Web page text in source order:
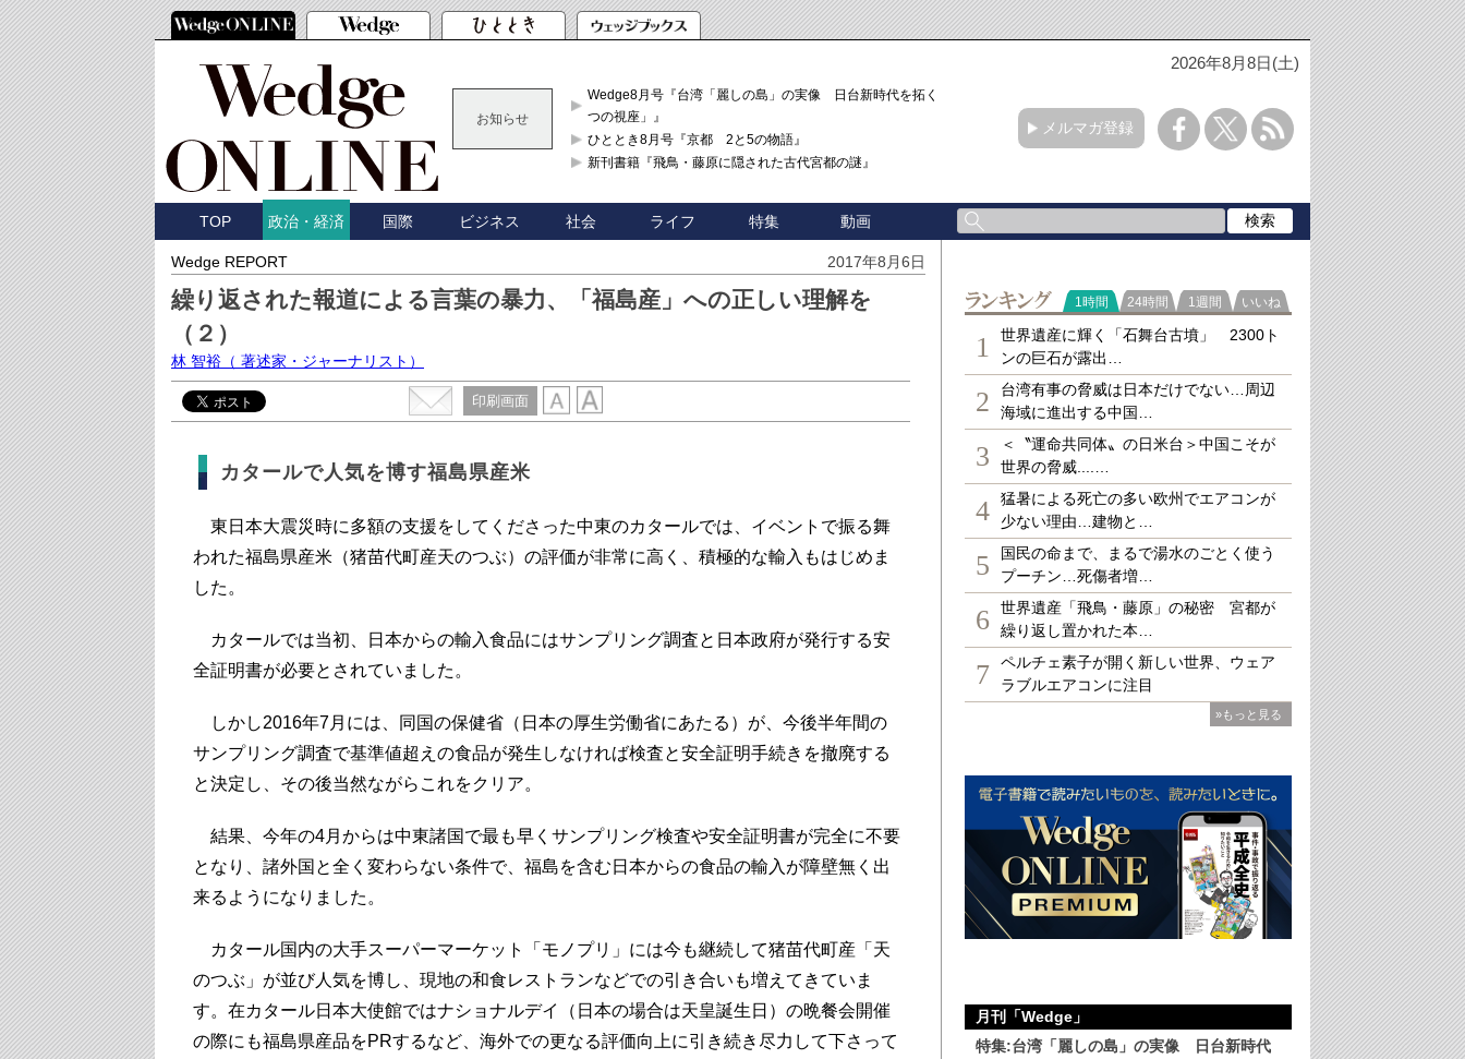
2026年8月8日(土)
お知らせ
Wedge8月号『台湾「麗しの島」の実像 日台新時代を拓く「3
つの視座」』
ひととき8月号『京都 2と5の物語』
新刊書籍『飛鳥・藤原に隠された古代宮都の謎』
メルマガ登録
TOP 政治・経済 国際 ビジネス 社会 ライフ 特集 動画
Wedge REPORT 2017年8月6日
繰り返された報道による言葉の暴力、「福島産」への正しい理解を
（２）
林 智裕 （ 著述家・ジャーナリスト）
印刷画面
カタールで人気を博す福島県産米
東日本大震災時に多額の支援をしてくださった中東のカタールでは、イベントで振る舞
われた福島県産米（猪苗代町産天のつぶ）の評価が非常に高く、積極的な輸入もはじめま
した。
カタールでは当初、日本からの輸入食品にはサンプリング調査と日本政府が発行する安
全証明書が必要とされていました。
しかし2016年7月には、同国の保健省（日本の厚生労働省にあたる）が、今後半年間の
サンプリング調査で基準値超えの食品が発生しなければ検査と安全証明手続きを撤廃する
と決定し、その後当然ながらこれをクリア。
結果、今年の4月からは中東諸国で最も早くサンプリング検査や安全証明書が完全に不要
となり、諸外国と全く変わらない条件で、福島を含む日本からの食品の輸入が障壁無く出
来るようになりました。
カタール国内の大手スーパーマーケット「モノプリ」には今も継続して猪苗代町産「天
のつぶ」が並び人気を博し、現地の和食レストランなどでの引き合いも増えてきていま
す。在カタール日本大使館ではナショナルデイ（日本の場合は天皇誕生日）の晩餐会開催
の際にも福島県産品をPRするなど、海外での更なる評価向上に引き続き尽力して下さって
ランキング
1時間 24時間 1週間 いいね
1
世界遺産に輝く「石舞台古墳」 2300ト
ンの巨石が露出…
2
台湾有事の脅威は日本だけでない…周辺
海域に進出する中国…
3
＜〝運命共同体〟の日米台＞中国こそが
世界の脅威....…
4
猛暑による死亡の多い欧州でエアコンが
少ない理由…建物と…
5
国民の命まで、まるで湯水のごとく使う
プーチン…死傷者増…
6
世界遺産「飛鳥・藤原」の秘密 宮都が
繰り返し置かれた本…
7
ペルチェ素子が開く新しい世界、ウェア
ラブルエアコンに注目
»もっと見る
月刊「Wedge」
特集:台湾「麗しの島」の実像 日台新時代